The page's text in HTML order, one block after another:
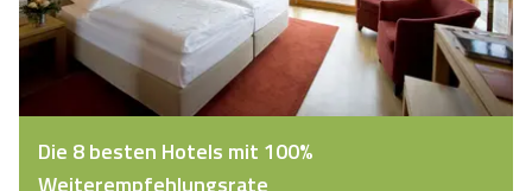
Die 8 besten Hotels mit 100%
Weiterempfehlungsrate